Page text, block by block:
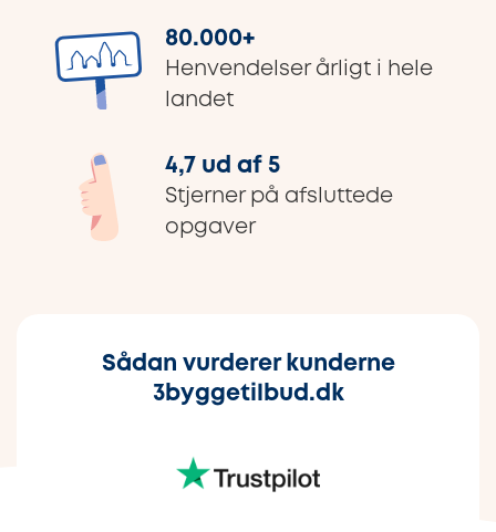
80.000+
Henvendelser årligt i hele
landet
4,7 ud af 5
Stjerner på afsluttede
opgaver
Sådan vurderer kunderne
3byggetilbud.dk